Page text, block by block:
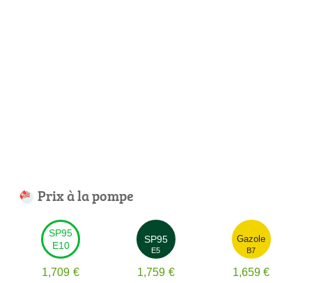
Prix à la pompe
SP95
E10
1,709 €
SP95
E5
1,759 €
Gazole
B7
1,659 €